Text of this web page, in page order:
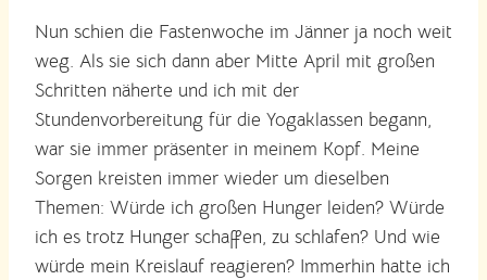
Nun schien die Fastenwoche im Jänner ja noch weit
weg. Als sie sich dann aber Mitte April mit großen
Schritten näherte und ich mit der
Stundenvorbereitung für die Yogaklassen begann,
war sie immer präsenter in meinem Kopf. Meine
Sorgen kreisten immer wieder um dieselben
Themen: Würde ich großen Hunger leiden? Würde
ich es trotz Hunger schaffen, zu schlafen? Und wie
würde mein Kreislauf reagieren? Immerhin hatte ich